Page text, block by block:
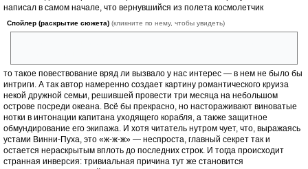
написал в самом начале, что вернувшийся из полета космолетчик
Спойлер (раскрытие сюжета) (кликните по нему, чтобы увидеть)
то такое повествование вряд ли вызвало у нас интерес — в нем не было бы
интриги. А так автор намеренно создает картину романтического круиза
некой дружной семьи, решившей провести три месяца на небольшом
острове посреди океана. Всё бы прекрасно, но настораживают виноватые
нотки в интонации капитана уходящего корабля, а также защитное
обмундирование его экипажа. И хотя читатель нутром чует, что, выражаясь
устами Винни-Пуха, это «ж-ж-ж» — неспроста, главный секрет так и
остается нераскрытым вплоть до последних строк. И тогда происходит
странная инверсия: тривиальная причина тут же становится